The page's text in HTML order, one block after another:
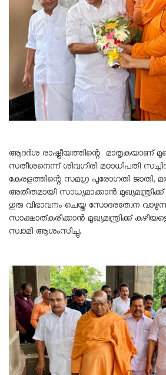
ആദർശ രാഷ്ട്രീയത്തിന്റെ മാതൃകയാണ്
സതീശനെന്ന് ശിവഗിരി മഠാധിപതി
കേരളത്തിന്റെ സമഗ്ര പുരോഗതി ജാതി,
അതീതമായി സാധ്യമാക്കാൻ
ഗുരു വിഭാവനം ചെയ്ത സോദരത്വേന
സാക്ഷാത്കരിക്കാൻ മുഖ്യമന്ത്രിക്ക്
സ്വാമി ആശംസിച്ചു.